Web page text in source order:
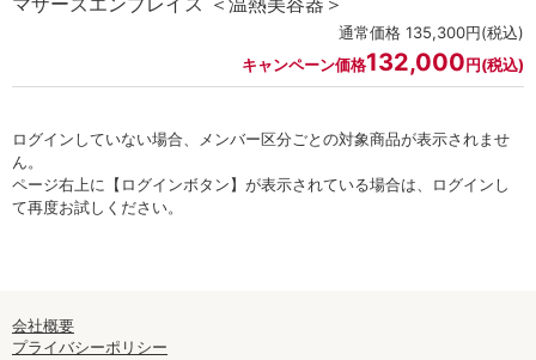
通常価格 135,300円(税込)
キャンペーン価格132,000円(税込)
ログインしていない場合、メンバー区分ごとの対象商品が表示されませ
ん。
ページ右上に【ログインボタン】が表示されている場合は、ログインし
て再度お試しください。
会社概要
プライバシーポリシー